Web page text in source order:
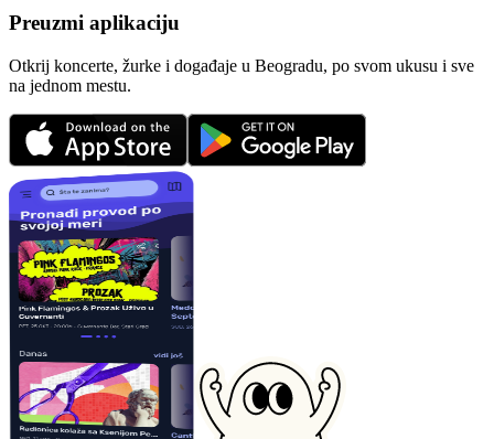
Preuzmi aplikaciju
Otkrij koncerte, žurke i događaje u Beogradu, po svom ukusu i sve
na jednom mestu.